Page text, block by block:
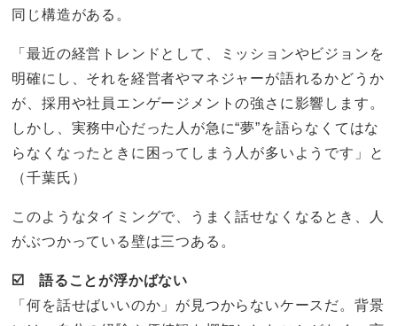
同じ構造がある。
「最近の経営トレンドとして、ミッションやビジョンを
明確にし、それを経営者やマネジャーが語れるかどうか
が、採用や社員エンゲージメントの強さに影響します。
しかし、実務中心だった人が急に“夢”を語らなくてはな
らなくなったときに困ってしまう人が多いようです」と
（千葉氏）
このようなタイミングで、うまく話せなくなるとき、人
がぶつかっている壁は三つある。
☑️ 語ることが浮かばない
「何を話せばいいのか」が見つからないケースだ。背景